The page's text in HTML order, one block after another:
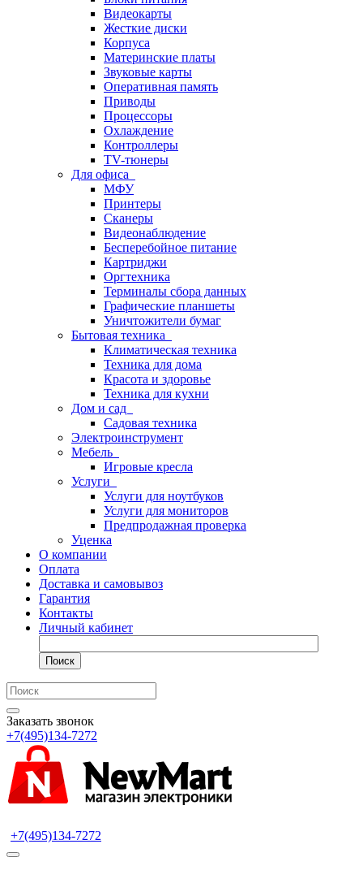
Видеокарты
Жесткие диски
Корпуса
Материнские платы
Звуковые карты
Оперативная память
Приводы
Процессоры
Охлаждение
Контроллеры
TV-тюнеры
Для офиса
МФУ
Принтеры
Сканеры
Видеонаблюдение
Бесперебойное питание
Картриджи
Оргтехника
Терминалы сбора данных
Графические планшеты
Уничтожители бумаг
Бытовая техника
Климатическая техника
Техника для дома
Красота и здоровье
Техника для кухни
Дом и сад
Садовая техника
Электроинструмент
Мебель
Игровые кресла
Услуги
Услуги для ноутбуков
Услуги для мониторов
Предпродажная проверка
Уценка
О компании
Оплата
Доставка и самовывоз
Гарантия
Контакты
Личный кабинет
Поиск
Заказать звонок
+7(495)134-7272
+7(495)134-7272